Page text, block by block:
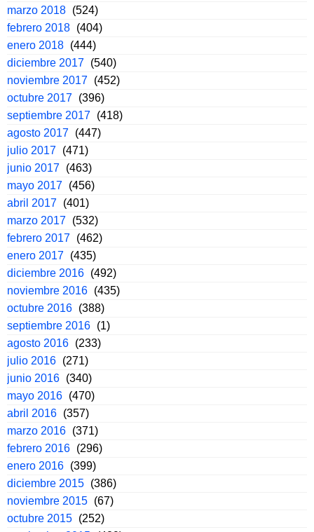
marzo 2018 (524)
febrero 2018 (404)
enero 2018 (444)
diciembre 2017 (540)
noviembre 2017 (452)
octubre 2017 (396)
septiembre 2017 (418)
agosto 2017 (447)
julio 2017 (471)
junio 2017 (463)
mayo 2017 (456)
abril 2017 (401)
marzo 2017 (532)
febrero 2017 (462)
enero 2017 (435)
diciembre 2016 (492)
noviembre 2016 (435)
octubre 2016 (388)
septiembre 2016 (1)
agosto 2016 (233)
julio 2016 (271)
junio 2016 (340)
mayo 2016 (470)
abril 2016 (357)
marzo 2016 (371)
febrero 2016 (296)
enero 2016 (399)
diciembre 2015 (386)
noviembre 2015 (67)
octubre 2015 (252)